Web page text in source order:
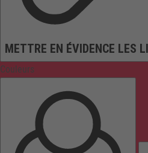
METTRE EN ÉVIDENCE LES
Couleurs